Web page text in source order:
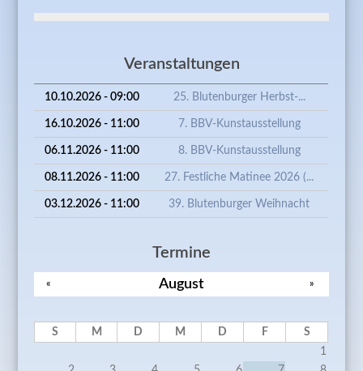
Veranstaltungen
10.10.2026 - 09:00 25. Blutenburger Herbst-...
16.10.2026 - 11:00 7. BBV-Kunstausstellung
06.11.2026 - 11:00 8. BBV-Kunstausstellung
08.11.2026 - 11:00 27. Festliche Matinee 2026 (...
03.12.2026 - 11:00 39. Blutenburger Weihnacht
Termine
August
« »
S M D M D F
S
1